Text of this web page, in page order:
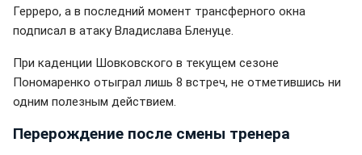
Герреро, а в последний момент трансферного окна
подписал в атаку Владислава Бленуце.
При каденции Шовковского в текущем сезоне
Пономаренко отыграл лишь 8 встреч, не отметившись ни
одним полезным действием.
Перерождение после смены тренера